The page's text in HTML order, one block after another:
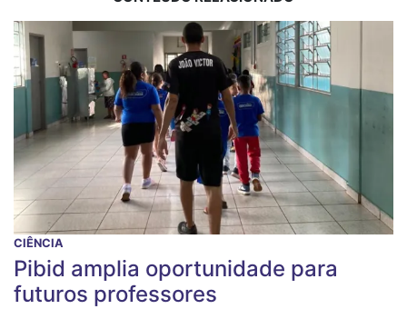
CIÊNCIA
Pibid amplia oportunidade para
futuros professores